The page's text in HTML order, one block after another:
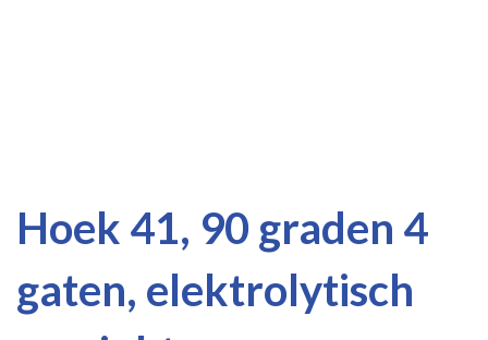
Hoek 41, 90 graden 4
gaten, elektrolytisch
naar
van
de
naar
van
de